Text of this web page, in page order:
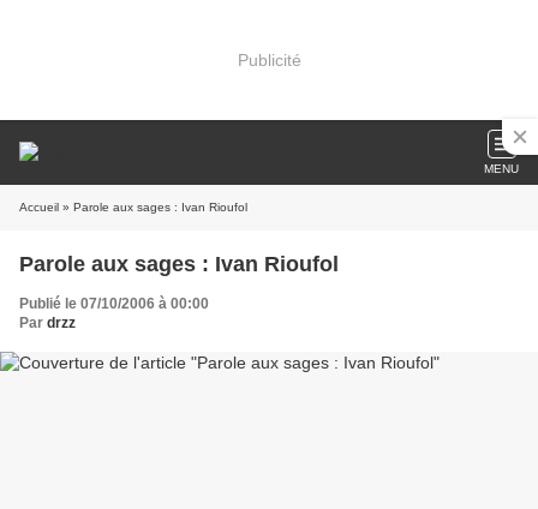
Publicité
MENU
Accueil » Parole aux sages : Ivan Rioufol
Parole aux sages : Ivan Rioufol
Publié le 07/10/2006 à 00:00
Par drzz